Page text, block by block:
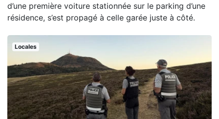
d’une première voiture stationnée sur le parking d’une
résidence, s’est propagé à celle garée juste à côté.
Locales